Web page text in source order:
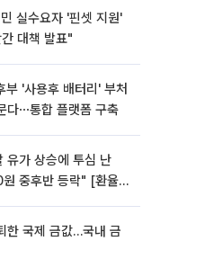
실수요자 '핀셋 지원'
대책 발표"
부 '사용후 배터리' 부처
다⋯통합 플랫폼 구축
유가 상승에 투심 난
중후반 등락" [환율전
한 국제 금값…국내 금